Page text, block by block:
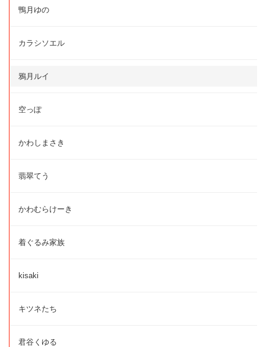
鴨月ゆの
カラシソエル
鴉月ルイ
空っぽ
かわしまさき
翡翠てう
かわむらけーき
着ぐるみ家族
kisaki
キツネたち
君谷くゆる